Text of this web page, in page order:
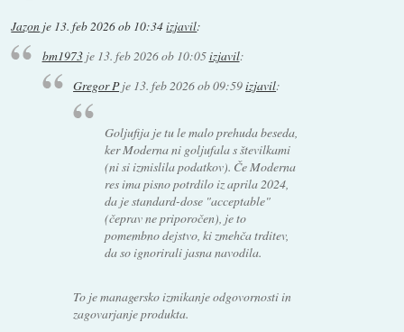
Jazon je 13. feb 2026 ob 10:34izjavil:
bm1973je 13. feb 2026 ob 10:05izjavil:
Gregor Pje 13. feb 2026 ob 09:59izjavil:
Goljufija je tu le malo prehuda beseda,
ker Moderna ni goljufala s številkami
(ni si izmislila podatkov). Če Moderna
res ima pisno potrdilo iz aprila 2024,
da je standard-dose "acceptable"
(čeprav ne priporočen), je to
pomembno dejstvo, ki zmehča trditev,
da so ignorirali jasna navodila.
To je managersko izmikanje odgovornosti in
zagovarjanje produkta.